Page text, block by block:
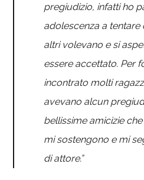
pregiudizio, infatti ho
adolescenza a
altri volevano e si
essere accettato. Per
incontrato molti
avevano alcun
bellissime amicizie
mi sostengono e mi
di attore.”